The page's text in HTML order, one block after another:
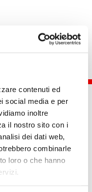
contenuti ed
social media e per
inoltre
il nostro sito con i
dei dati web,
combinarle
loro o che hanno